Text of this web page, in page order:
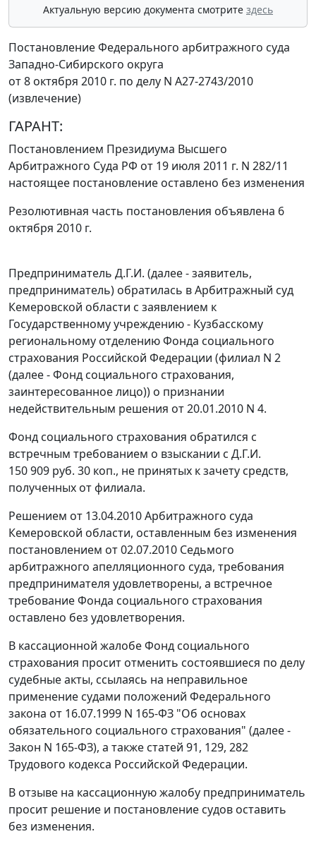
Актуальную версию документа смотрите здесь
Постановление Федерального арбитражного суда
Западно-Сибирского округа
от 8 октября 2010 г. по делу N А27-2743/2010
(извлечение)
ГАРАНТ:
Постановлением Президиума Высшего
Арбитражного Суда РФ от 19 июля 2011 г. N 282/11
настоящее постановление оставлено без изменения
Резолютивная часть постановления объявлена 6
октября 2010 г.
Предприниматель Д.Г.И. (далее - заявитель,
предприниматель) обратилась в Арбитражный суд
Кемеровской области с заявлением к
Государственному учреждению - Кузбасскому
региональному отделению Фонда социального
страхования Российской Федерации (филиал N 2
(далее - Фонд социального страхования,
заинтересованное лицо)) о признании
недействительным решения от 20.01.2010 N 4.
Фонд социального страхования обратился с
встречным требованием о взыскании с Д.Г.И.
150 909 руб. 30 коп., не принятых к зачету средств,
полученных от филиала.
Решением от 13.04.2010 Арбитражного суда
Кемеровской области, оставленным без изменения
постановлением от 02.07.2010 Седьмого
арбитражного апелляционного суда, требования
предпринимателя удовлетворены, а встречное
требование Фонда социального страхования
оставлено без удовлетворения.
В кассационной жалобе Фонд социального
страхования просит отменить состоявшиеся по делу
судебные акты, ссылаясь на неправильное
применение судами положений Федерального
закона от 16.07.1999 N 165-ФЗ "Об основах
обязательного социального страхования" (далее -
Закон N 165-ФЗ), а также статей 91, 129, 282
Трудового кодекса Российской Федерации.
В отзыве на кассационную жалобу предприниматель
просит решение и постановление судов оставить
без изменения.